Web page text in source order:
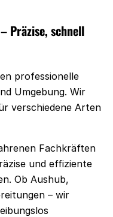
Präzise, schnell
professionelle
Umgebung. Wir
verschiedene Arten
Fachkräften
und effiziente
Ob Aushub,
– wir